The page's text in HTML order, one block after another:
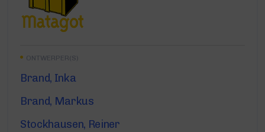
ONTWERPER(S)
Brand, Inka
Brand, Markus
Stockhausen, Reiner